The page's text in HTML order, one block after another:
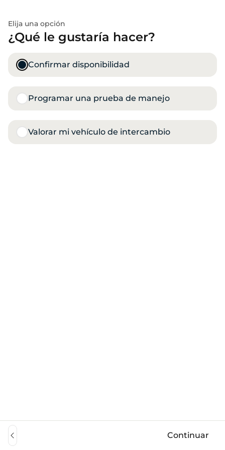
Elija una opción
¿Qué le gustaría hacer?
Confirmar disponibilidad
Programar una prueba de manejo
Valorar mi vehículo de intercambio
Continuar